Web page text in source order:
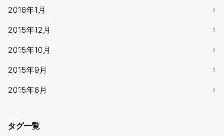
2016年1月
2015年12月
2015年10月
2015年9月
2015年6月
タグ一覧